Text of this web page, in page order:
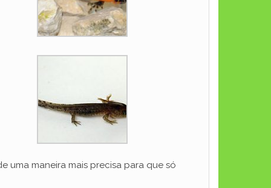
uma maneira mais precisa para que só